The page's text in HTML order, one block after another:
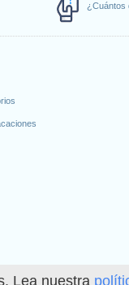
Lea nuestra
¿Cuántos